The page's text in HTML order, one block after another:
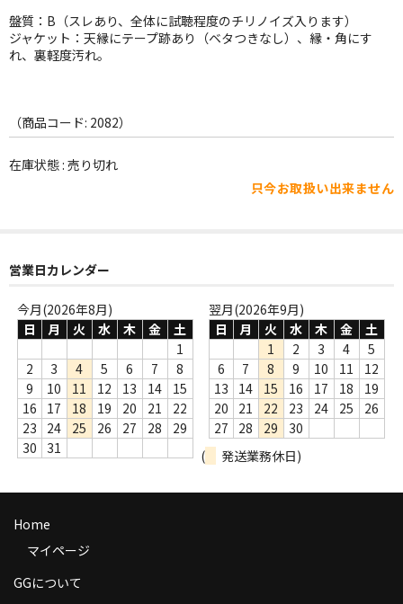
ROCK
FOLK,SSW
その他
Webのみ no.3
Webのみ no.4
売り切れ
Help
商品の発送
お支払い方法
返品
盤質：B（スレあり、全体に試聴程度のチリノイズ入ります）
ジャケット：天縁にテープ跡あり（ベタつきなし）、縁・角にす
れ、裏軽度汚れ。
（商品コード: 2082）
在庫状態 : 売り切れ
只今お取扱い出来ません
営業日カレンダー
今月(2026年8月)
日
月 火 水 木 金
土
1
2
3 4 5 6 7
8
9
10 11 12 13 14
15
16
17 18 19 20 21
22
23
24 25 26 27 28
29
30
31
翌月(2026年9月)
日
月 火 水 木 金
土
1
2 3 4
5
6
7 8 9 10 11
12
13
14 15 16 17 18
19
20
21 22 23 24 25
26
27
28 29
30
(
発送業務休日)
Home
マイページ
GGについて